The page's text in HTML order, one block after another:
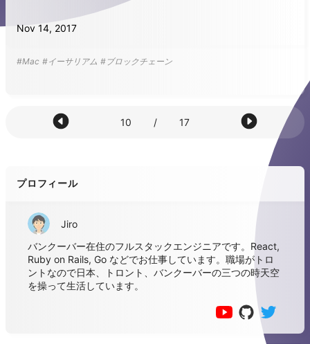
Nov 14, 2017
#Mac #イーサリアム #ブロックチェーン
10 / 17
プロフィール
Jiro
バンクーバー在住のフルスタックエンジニアです。React,
Ruby on Rails, Go などでお仕事しています。職場がトロ
ントなので日本、トロント、バンクーバーの三つの時天空
を操って生活しています。